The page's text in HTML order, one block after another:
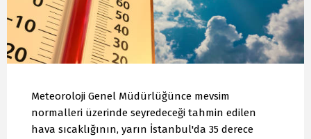
Meteoroloji Genel Müdürlüğünce mevsim
normalleri üzerinde seyredeceği tahmin edilen
hava sıcaklığının, yarın İstanbul'da 35 derece